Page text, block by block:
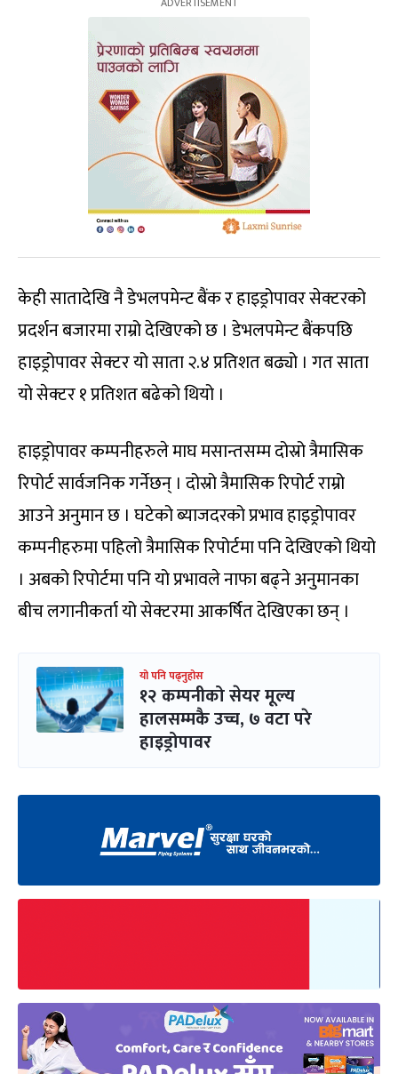
केही सातादेखि नै डेभलपमेन्ट बैंक र हाइड्रोपावर सेक्टरको
प्रदर्शन बजारमा राम्रो देखिएको छ । डेभलपमेन्ट बैंकपछि
हाइड्रोपावर सेक्टर यो साता २.४ प्रतिशत बढ्यो । गत साता
यो सेक्टर १ प्रतिशत बढेको थियो ।
हाइड्रोपावर कम्पनीहरुले माघ मसान्तसम्म दोस्रो त्रैमासिक
रिपोर्ट सार्वजनिक गर्नेछन् । दोस्रो त्रैमासिक रिपोर्ट राम्रो
आउने अनुमान छ । घटेको ब्याजदरको प्रभाव हाइड्रोपावर
कम्पनीहरुमा पहिलो त्रैमासिक रिपोर्टमा पनि देखिएको थियो
। अबको रिपोर्टमा पनि यो प्रभावले नाफा बढ्ने अनुमानका
बीच लगानीकर्ता यो सेक्टरमा आकर्षित देखिएका छन् ।
यो पनि पढ्नुहोस
१२ कम्पनीको सेयर मूल्य
हालसम्मकै उच्च, ७ वटा परे
हाइड्रोपावर